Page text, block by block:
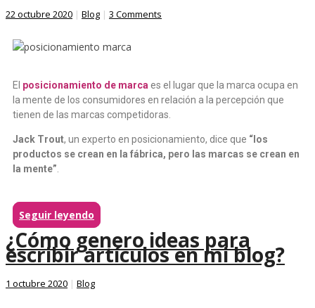
22 octubre 2020 | Blog | 3 Comments
El posicionamiento de marcaes el lugar que la marca ocupa en
la mente de los consumidores en relación a la percepción que
tienen de las marcas competidoras.
Jack Trout, un experto en posicionamiento, dice que “los
productos se crean en la fábrica, pero las marcas se crean en
la mente”.
Seguir leyendo
¿Cómo genero ideas para
escribir artículos en mi blog?
1 octubre 2020 | Blog